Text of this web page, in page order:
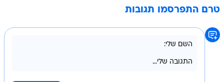
טרם התפרסמו תגובות